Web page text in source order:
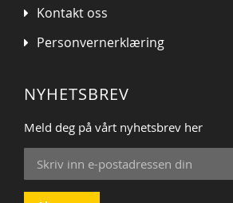
Kontakt oss
Personvernerklæring
NYHETSBREV
Meld deg på vårt nyhetsbrev her
Sign
Up
for